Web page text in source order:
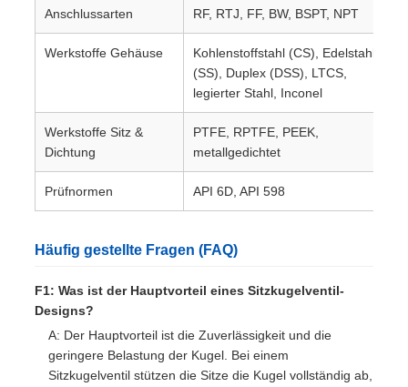
Anschlussarten RF, RTJ, FF, BW, BSPT, NPT
Werkstoffe Gehäuse
Kohlenstoffstahl (CS), Edelstahl
(SS), Duplex (DSS), LTCS,
legierter Stahl, Inconel
Werkstoffe Sitz &
Dichtung
PTFE, RPTFE, PEEK,
metallgedichtet
Prüfnormen API 6D, API 598
Häufig gestellte Fragen (FAQ)
F1: Was ist der Hauptvorteil eines Sitzkugelventil-
Designs?
A: Der Hauptvorteil ist die Zuverlässigkeit und die
geringere Belastung der Kugel. Bei einem
Sitzkugelventil stützen die Sitze die Kugel vollständig ab,